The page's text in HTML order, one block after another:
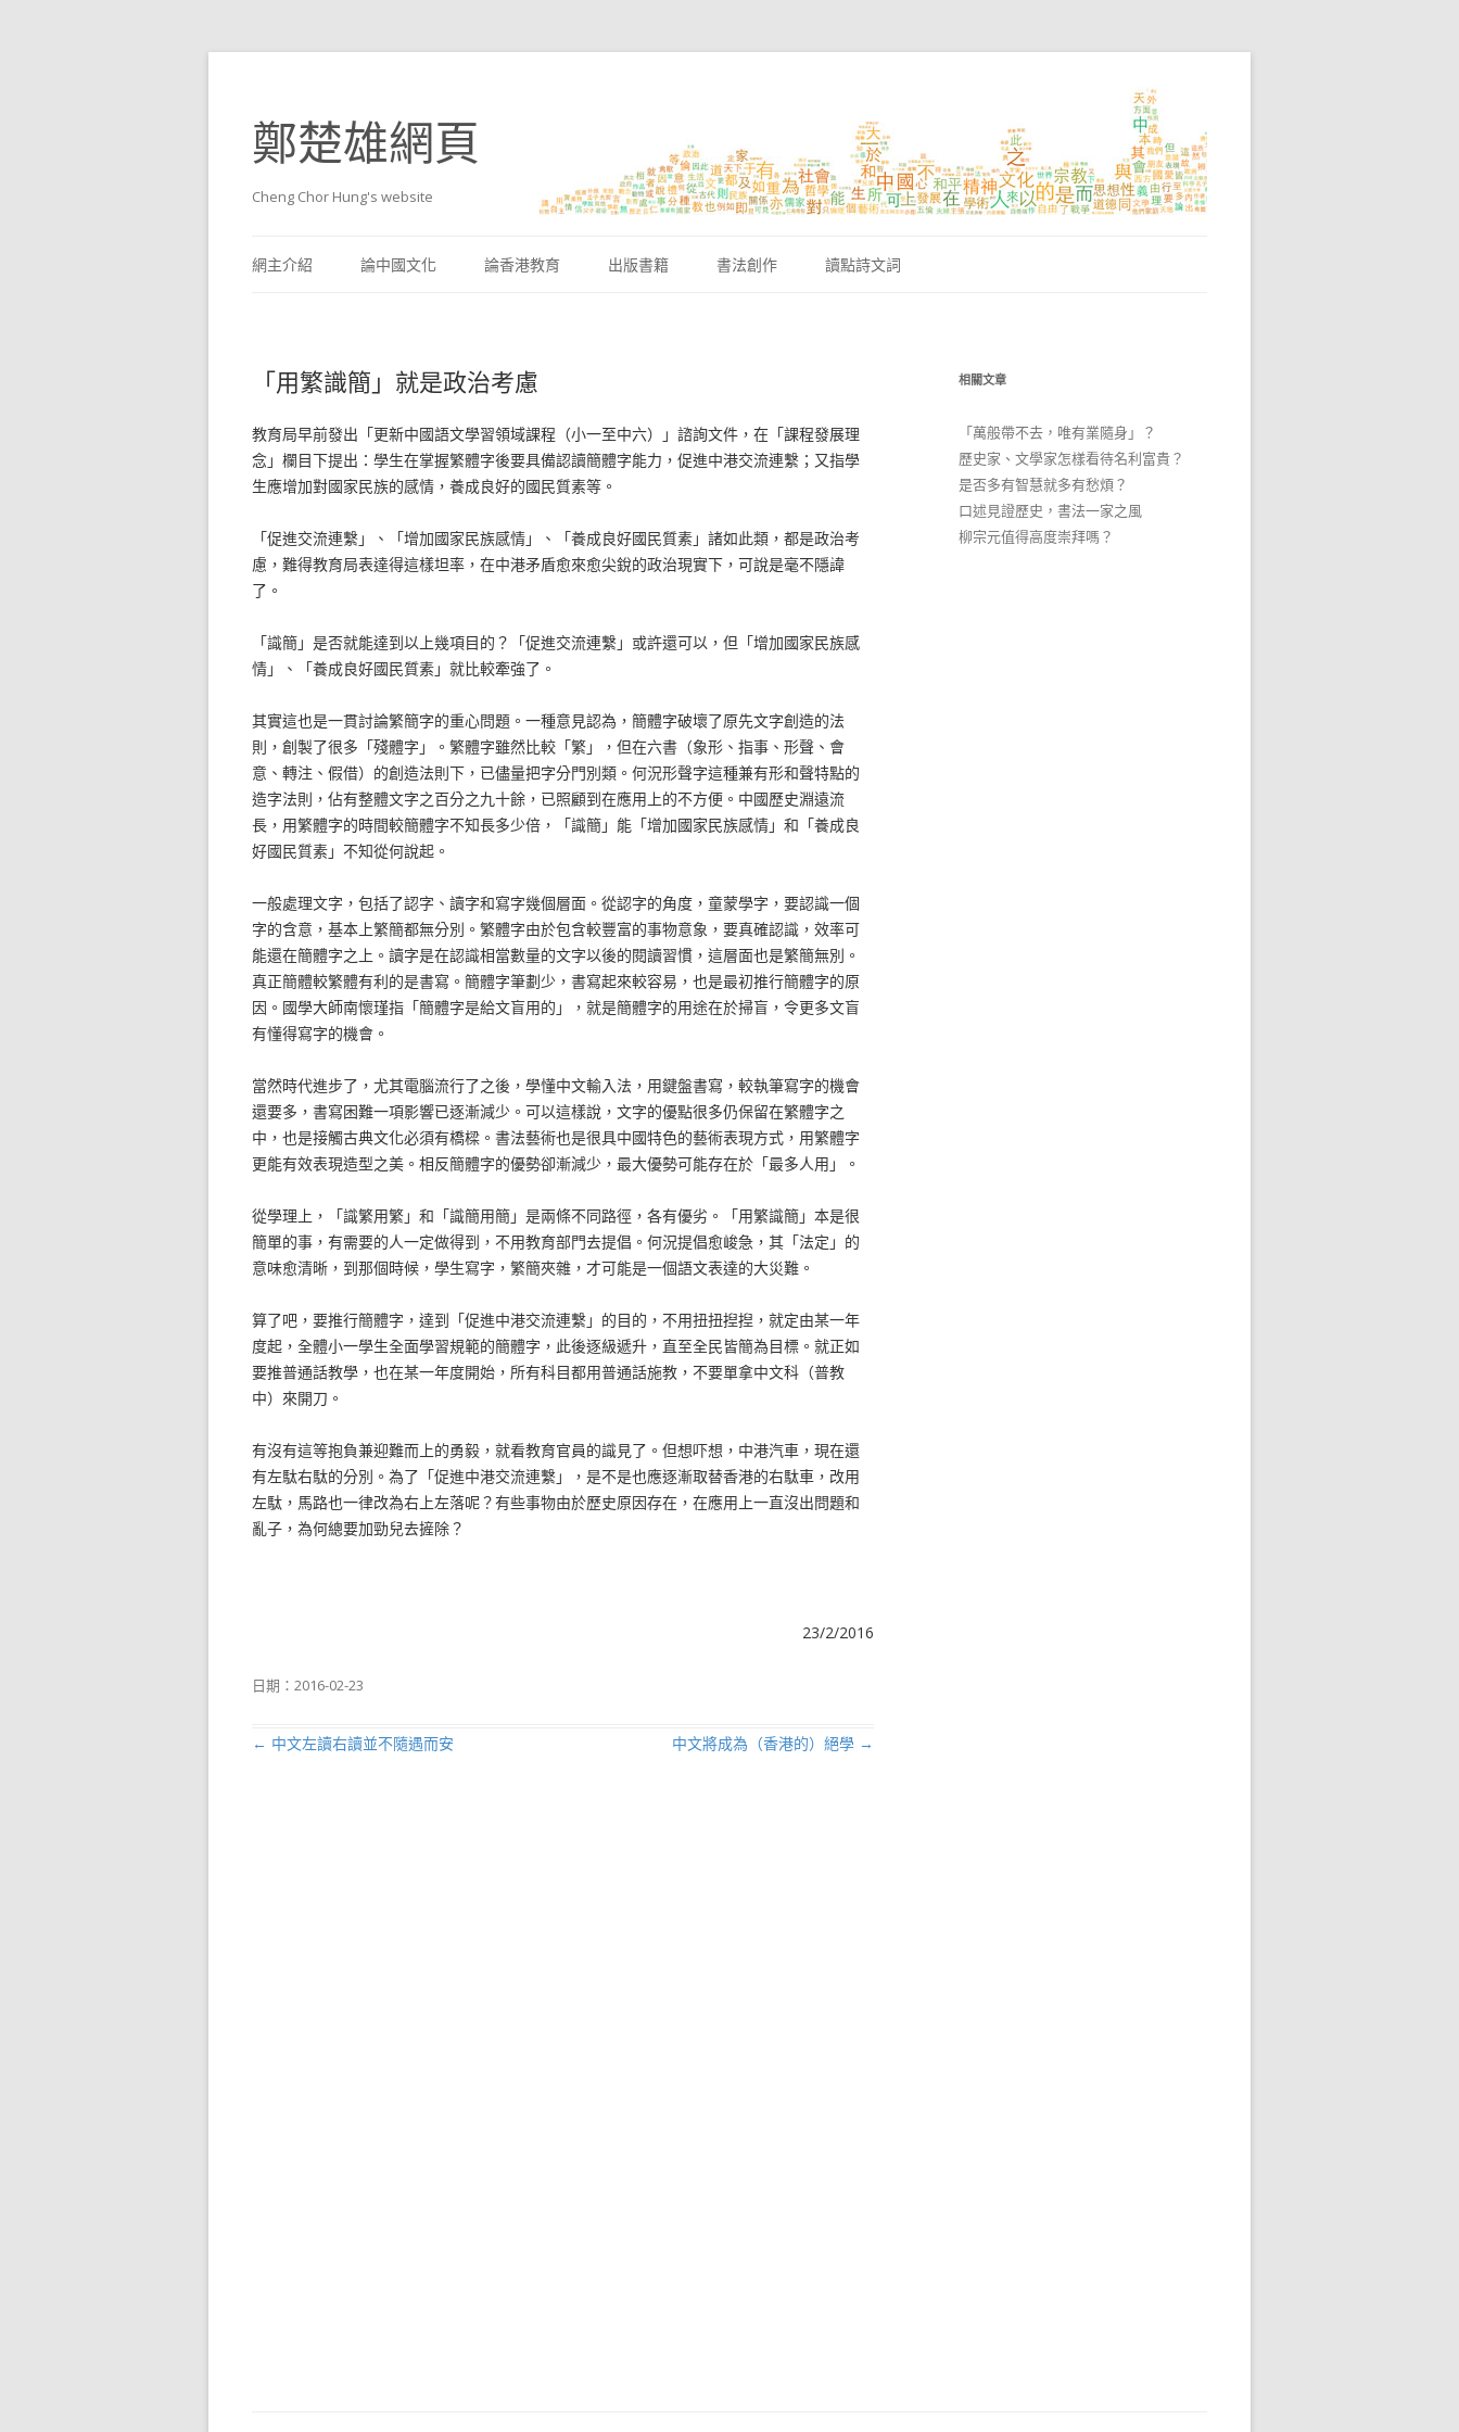
鄭楚雄網頁
Cheng Chor Hung's website
網主介紹
論中國文化 論香港教育 出版書籍 書法創作 讀點詩文詞
「用繁識簡」就是政治考慮
教育局早前發出「更新中國語文學習領域課程（小一至中六）」諮詢文件，在「課程發展理
念」欄目下提出：學生在掌握繁體字後要具備認讀簡體字能力，促進中港交流連繫；又指學
生應增加對國家民族的感情，養成良好的國民質素等。
「促進交流連繫」、「增加國家民族感情」、「養成良好國民質素」諸如此類，都是政治考
慮，難得教育局表達得這樣坦率，在中港矛盾愈來愈尖銳的政治現實下，可說是毫不隱諱
了。
「識簡」是否就能達到以上幾項目的？「促進交流連繫」或許還可以，但「增加國家民族感
情」、「養成良好國民質素」就比較牽強了。
其實這也是一貫討論繁簡字的重心問題。一種意見認為，簡體字破壞了原先文字創造的法
則，創製了很多「殘體字」。繁體字雖然比較「繁」，但在六書（象形、指事、形聲、會
意、轉注、假借）的創造法則下，已儘量把字分門別類。何況形聲字這種兼有形和聲特點的
造字法則，佔有整體文字之百分之九十餘，已照顧到在應用上的不方便。中國歷史淵遠流
長，用繁體字的時間較簡體字不知長多少倍，「識簡」能「增加國家民族感情」和「養成良
好國民質素」不知從何說起。
一般處理文字，包括了認字、讀字和寫字幾個層面。從認字的角度，童蒙學字，要認識一個
字的含意，基本上繁簡都無分別。繁體字由於包含較豐富的事物意象，要真確認識，效率可
能還在簡體字之上。讀字是在認識相當數量的文字以後的閱讀習慣，這層面也是繁簡無別。
真正簡體較繁體有利的是書寫。簡體字筆劃少，書寫起來較容易，也是最初推行簡體字的原
因。國學大師南懷瑾指「簡體字是給文盲用的」，就是簡體字的用途在於掃盲，令更多文盲
有懂得寫字的機會。
當然時代進步了，尤其電腦流行了之後，學懂中文輸入法，用鍵盤書寫，較執筆寫字的機會
還要多，書寫困難一項影響已逐漸減少。可以這樣說，文字的優點很多仍保留在繁體字之
中，也是接觸古典文化必須有橋樑。書法藝術也是很具中國特色的藝術表現方式，用繁體字
更能有效表現造型之美。相反簡體字的優勢卻漸減少，最大優勢可能存在於「最多人用」。
從學理上，「識繁用繁」和「識簡用簡」是兩條不同路徑，各有優劣。「用繁識簡」本是很
簡單的事，有需要的人一定做得到，不用教育部門去提倡。何況提倡愈峻急，其「法定」的
意味愈清晰，到那個時候，學生寫字，繁簡夾雜，才可能是一個語文表達的大災難。
算了吧，要推行簡體字，達到「促進中港交流連繫」的目的，不用扭扭揑揑，就定由某一年
度起，全體小一學生全面學習規範的簡體字，此後逐級遞升，直至全民皆簡為目標。就正如
要推普通話教學，也在某一年度開始，所有科目都用普通話施教，不要單拿中文科（普教
中）來開刀。
有沒有這等抱負兼迎難而上的勇毅，就看教育官員的識見了。但想吓想，中港汽車，現在還
有左駄右駄的分別。為了「促進中港交流連繫」，是不是也應逐漸取替香港的右駄車，改用
左駄，馬路也一律改為右上左落呢？有些事物由於歷史原因存在，在應用上一直沒出問題和
亂子，為何總要加勁兒去摌除？
23/2/2016
日期： 2016-02-23
文章導航列
← 中文左讀右讀並不隨遇而安 中文將成為（香港的）絕學 →
相關文章
「萬般帶不去，唯有業隨身」？
歷史家、文學家怎樣看待名利富貴？
是否多有智慧就多有愁煩？
口述見證歷史，書法一家之風
柳宗元值得高度崇拜嗎？